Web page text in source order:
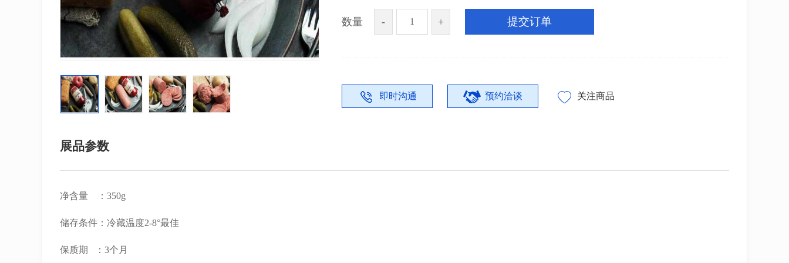
数量 - + 提交订单
即时沟通 预约洽谈 关注商品
展品参数
净含量 ：350g
储存条件：冷藏温度2-8°最佳
保质期 ：3个月